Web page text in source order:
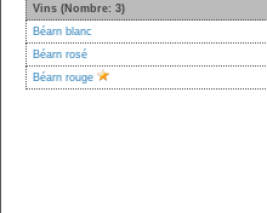
Vins (Nombre: 3)
Béarn blanc
Béarn rosé
Béarn rouge